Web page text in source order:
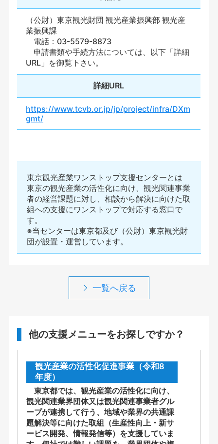
（公財）東京観光財団 観光産業振興部 観光産
業振興課
電話：03-5579-8873
申請書類や手続方法については、以下「詳細
URL」を御覧下さい。
詳細URL
https://www.tcvb.or.jp/jp/project/infra/DXm
gmt/
東京観光産業ワンストップ支援センターとは
東京の観光産業の活性化に向け、観光関連事業
者の経営課題に対し、相談から解決に向けた取
組への支援にワンストップで対応する窓口で
す。
※当センターは東京都及び（公財）東京観光財
団が設置・運営しています。
一覧へ戻る
他の支援メニューをお探しですか？
観光産業の活性化促進事業（令和8
年度）
東京都では、観光産業の活性化に向け、
観光関連業界団体又は観光関連事業者グル
ープが連携して行う、地域や業界の共通課
題解決等に向けた取組（生産性向上・新サ
ービス開発、情報発信等）を支援していま